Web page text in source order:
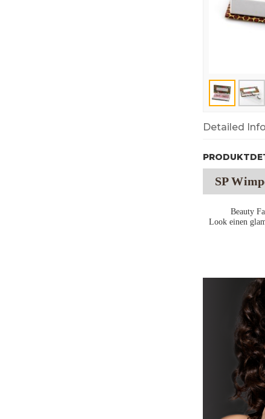
Detailed Info
SP
Beauty
Look einen